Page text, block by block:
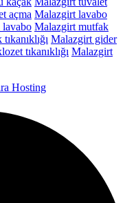
açma Malazgirt lavabo
lavabo Malazgirt mutfak
Malazgirt gider
tıkanıklığı Malazgirt
Hosting